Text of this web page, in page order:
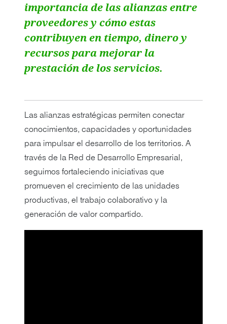
importancia de las alianzas entre
proveedores y cómo estas
contribuyen en tiempo, dinero y
recursos para mejorar la
prestación de los servicios.
Las alianzas estratégicas permiten conectar
conocimientos, capacidades y oportunidades
para impulsar el desarrollo de los territorios. A
través de la Red de Desarrollo Empresarial,
seguimos fortaleciendo iniciativas que
promueven el crecimiento de las unidades
productivas, el trabajo colaborativo y la
generación de valor compartido.